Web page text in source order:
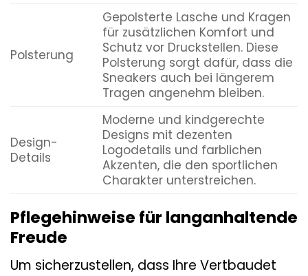
Polsterung
Gepolsterte Lasche und Kragen
für zusätzlichen Komfort und
Schutz vor Druckstellen. Diese
Polsterung sorgt dafür, dass die
Sneakers auch bei längerem
Tragen angenehm bleiben.
Design-
Details
Moderne und kindgerechte
Designs mit dezenten
Logodetails und farblichen
Akzenten, die den sportlichen
Charakter unterstreichen.
Pflegehinweise für langanhaltende
Freude
Um sicherzustellen, dass Ihre Vertbaudet